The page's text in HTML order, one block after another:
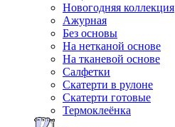
Новогодняя коллекция
Ажурная
Без основы
На нетканой основе
На тканевой основе
Салфетки
Скатерти в рулоне
Скатерти готовые
Термоклеёнка